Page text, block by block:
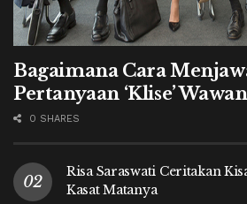
Bagaimana Cara
Pertanyaan ‘Klise’
0 SHARES
Risa Saraswati Ceritakan
Kasat Matanya